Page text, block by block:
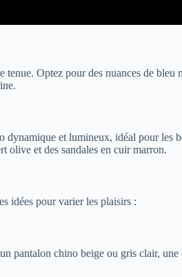
Optez pour des nuances de
et lumineux, idéal pour les
olive et des sandales en cuir marron.
idées pour varier les plaisirs :
pantalon chino beige ou gris clair,